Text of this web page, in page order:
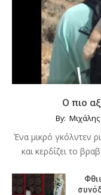
Ο πιο
By:
Ένα μικρό γκόλντεν
και κερδίζει το